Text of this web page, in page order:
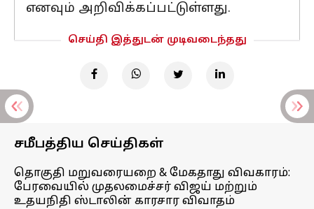
எனவும் அறிவிக்கப்பட்டுள்ளது.
செய்தி இத்துடன் முடிவடைந்தது
சமீபத்திய செய்திகள்
தொகுதி மறுவரையறை & மேகதாது விவகாரம்:
பேரவையில் முதலமைச்சர் விஜய் மற்றும்
உதயநிதி ஸ்டாலின் காரசார விவாதம்